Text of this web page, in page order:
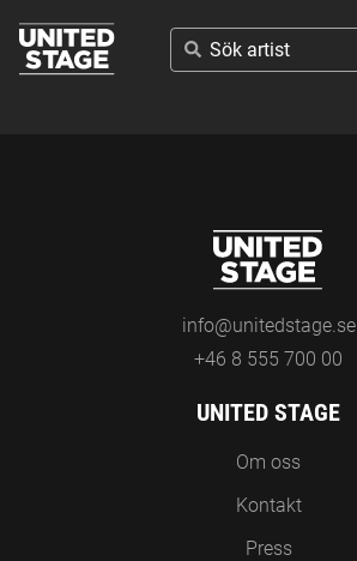
SÖK
ARTIST
info@unitedstage.se
+46 8 555 700 00
UNITED STAGE
Om oss
Kontakt
Press